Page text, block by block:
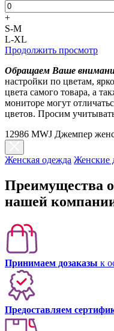
+
S-M
L-XL
Продолжить просмотр
Обращаем Ваше
настройки по цветам,
цвета самого товара, а
мониторе могут
цветов. Просим
12986 MWJ Джемпер
Женская одежда Женские
Преимущества
нашей
Принимаем дозаказы к
Предоставляем